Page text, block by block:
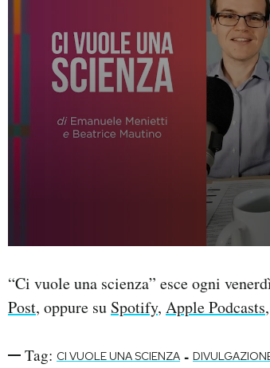
“Ci vuole una scienza” esce ogni
Post, oppure su Spotify, Apple Podcasts,
Tag: CI VUOLE UNA SCIENZA -